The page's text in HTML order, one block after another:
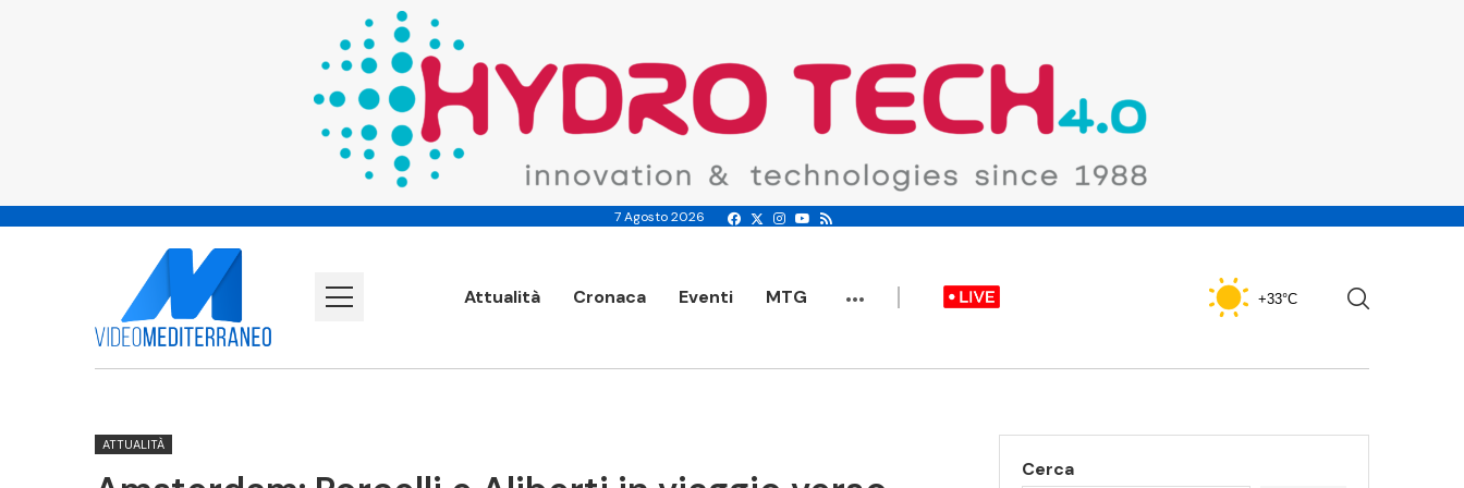
7 Agosto 2026
Attualità Cronaca Eventi MTG ... +33°C
ATTUALITÀ
Cerca